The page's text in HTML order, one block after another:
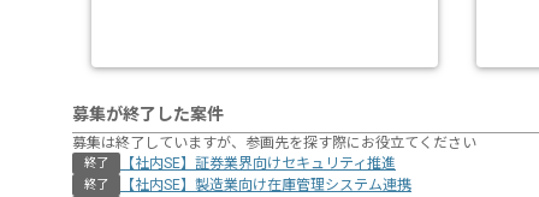
募集が終了した案件
募集は終了していますが、参画先を探す際にお役立てください
終了 【社内SE】証券業界向けセキュリティ推進
終了 【社内SE】製造業向け在庫管理システム連携